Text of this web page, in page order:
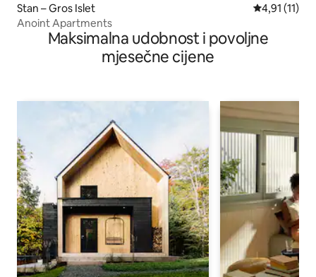
Stan – Gros Islet Prosječna
4,91 (11)
Anoint Apartments
Maksimalna udobnost i povoljne
mjesečne cijene